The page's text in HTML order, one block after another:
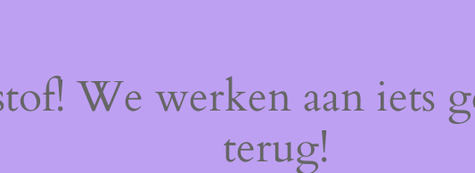
We werken aan iets
terug!